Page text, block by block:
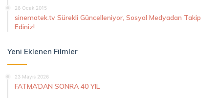
26 Ocak 2015
sinematek.tv Sürekli Güncelleniyor, Sosyal Medyadan Takip
Ediniz!
Yeni Eklenen Filmler
23 Mayıs 2026
FATMA’DAN SONRA 40 YIL